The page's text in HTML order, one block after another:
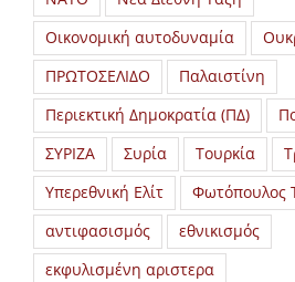
Οικονομική αυτοδυναμία
ΠΡΩΤΟΣΕΛΙΔΟ
Παλαιστίνη
Περιεκτική Δημοκρατία (ΠΔ)
ΣΥΡΙΖΑ
Συρία Τουρκία
Υπερεθνική Ελίτ
Φωτόπουλος
αντιφασισμός
εθνικισμός
εκφυλισμένη αριστερα